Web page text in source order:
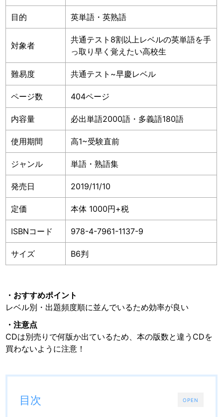
目的 英単語・英熟語
対象者
共通テスト8割以上レベルの英単語を手
っ取り早く覚えたい高校生
難易度 共通テスト~早慶レベル
ページ数 404ページ
内容量 必出単語2000語・多義語180語
使用期間 高1~受験直前
ジャンル 単語・熟語集
発売日 2019/11/10
定価 本体 1000円+税
ISBNコード 978-4-7961-1137-9
サイズ B6判
・おすすめポイント
レベル別・出題頻度順に並んでいるため効率が良い
・注意点
CDは別売りで何版か出ているため、本の版数と違うCDを
買わないように注意！
OPEN
目次